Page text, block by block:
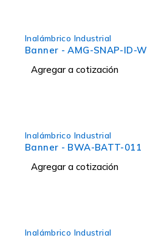
Inalámbrico Industrial
Banner - AMG-SNAP-ID-W
Agregar a cotización
Inalámbrico Industrial
Banner - BWA-BATT-011
Agregar a cotización
Inalámbrico Industrial